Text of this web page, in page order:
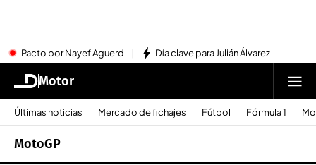
Pacto por Nayef Aguerd Día clave para Julián Álvarez
Motor
Últimas noticias Mercado de fichajes Fútbol Fórmula 1
MotoGP